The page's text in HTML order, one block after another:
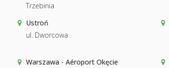
Trzebinia
Ustroń
ul. Dworcowa
Warszawa - Aéroport Okęcie